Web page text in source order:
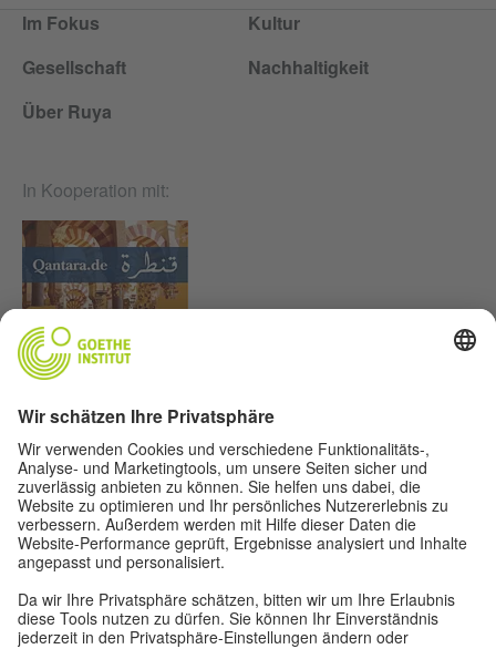
Im Fokus
Kultur
Gesellschaft
Nachhaltigkeit
Über Ruya
Impressum
Datenschutz
Nutzungsbedingungen
Privatsphäre-Einstellungen
In Kooperation mit:
Lasst uns Freunde werden. Folge uns: